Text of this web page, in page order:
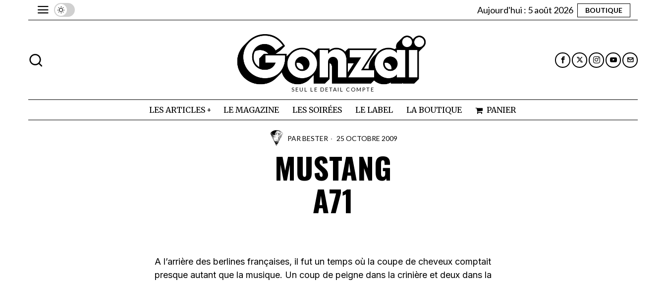
Aujourd'hui : 5 août 2026 BOUTIQUE
SEUL LE DETAIL COMPTE
LES ARTICLES LE MAGAZINE LES SOIRÉES LE LABEL LA BOUTIQUE PANIER
PAR BESTER 25 OCTOBRE 2009
MUSTANG
A71
A l’arrière des berlines françaises, il fut un temps où la coupe de cheveux comptait
presque autant que la musique. Un coup de peigne dans la crinière et deux dans la